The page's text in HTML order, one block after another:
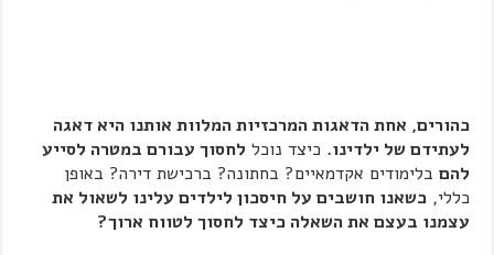
כהורים, אחת הדאגות המרכזיות המלוות אותנו היא דאגה
לעתידם של ילדינו. כיצד נוכל לחסוך עבורם במטרה לסייע
להם בלימודים אקדמאיים? בחתונה? ברכישת דירה? באופן
כללי,כשאנו חושבים על חיסכון לילדים עלינו לשאול את
עצמנו בעצם את השאלה כיצד לחסוך לטווח ארוך?